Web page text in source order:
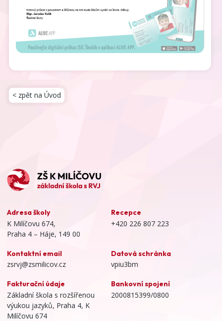
< zpět na Úvod
Adresa školy
K Milíčovu 674,
Praha 4 – Háje, 149 00
Recepce
+420 226 807 223
Kontaktní email
zsrvj@zsmilicov.cz
Datová schránka
vpiu3bm
Fakturační údaje
Základní škola s rozšířenou
výukou jazyků, Praha 4, K
Milíčovu 674
Bankovní spojení
2000815399/0800